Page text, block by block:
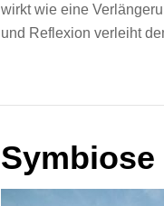
wirkt wie eine
und Reflexion verleiht